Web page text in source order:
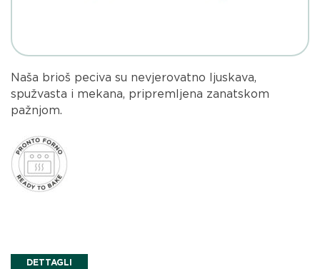
Naša brioš peciva su nevjerovatno ljuskava,
spužvasta i mekana, pripremljena zanatskom
pažnjom.
DETTAGLI